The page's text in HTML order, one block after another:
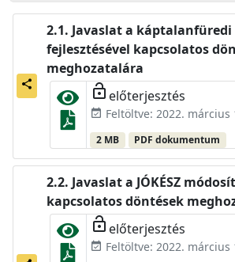
share
Javaslat a
fejlesztésével kapcsolatos
meghozatalára
lock_open előterjesztés
event_available Feltöltve: 2022. március
2 MB PDF dokumentum
Javaslat a JÓKÉSZ
kapcsolatos döntések
lock_open előterjesztés
event_available Feltöltve: 2022. március